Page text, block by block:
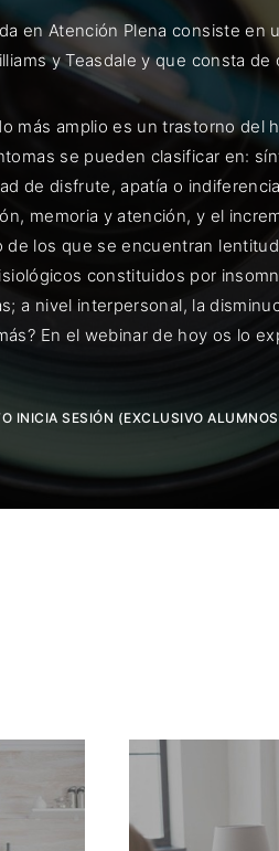
en Atención Plena consiste
y Teasdale y que consta
más amplio es un trastorno
se pueden clasificar en:
de disfrute, apatía o
memoria y atención, y el
los que se encuentran
constituidos por
a nivel interpersonal, la
En el webinar de hoy os lo
INICIA SESIÓN (EXCLUSIVO
ENTRAR